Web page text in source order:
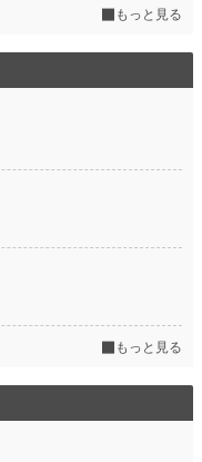
もっと見る
もっと見る